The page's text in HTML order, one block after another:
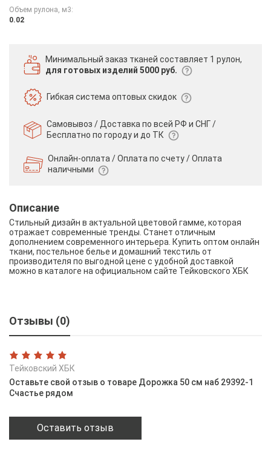
Объем рулона, м3:
0.02
Минимальный заказ тканей составляет 1 рулон,
для готовых изделий 5000 руб.
Гибкая системаоптовых скидок
Самовывоз / Доставка по всей РФ и СНГ /
Бесплатно по городу и до ТК
Онлайн-оплата / Оплата по счету /Оплата
наличными
Описание
Стильный дизайн в актуальной цветовой гамме, которая
отражает современные тренды. Станет отличным
дополнением современного интерьера. Купить оптом онлайн
ткани, постельное белье и домашний текстиль от
производителя по выгодной цене с удобной доставкой
можно в каталоге на официальном сайте Тейковского ХБК
Отзывы (0)
Тейковский ХБК
Оставьте свой отзыв о товаре Дорожка 50 см наб 29392-1
Счастье рядом
Оставить отзыв